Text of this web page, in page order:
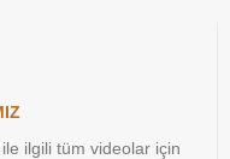
ile ilgili tüm videolar için